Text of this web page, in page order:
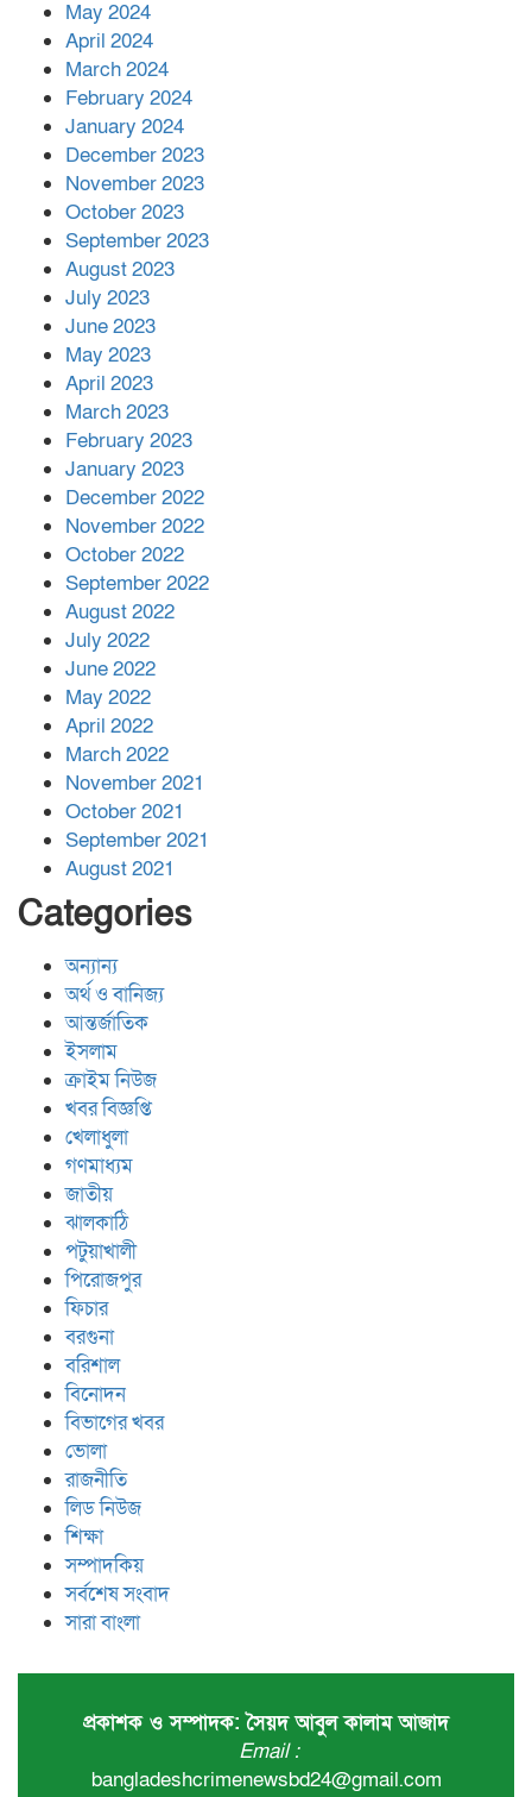
May 2024
April 2024
March 2024
February 2024
January 2024
December 2023
November 2023
October 2023
September 2023
August 2023
July 2023
June 2023
May 2023
April 2023
March 2023
February 2023
January 2023
December 2022
November 2022
October 2022
September 2022
August 2022
July 2022
June 2022
May 2022
April 2022
March 2022
November 2021
October 2021
September 2021
August 2021
Categories
অন্যান্য
অর্থ ও বানিজ্য
আন্তর্জাতিক
ইসলাম
ক্রাইম নিউজ
খবর বিজ্ঞপ্তি
খেলাধুলা
গণমাধ্যম
জাতীয়
ঝালকাঠি
পটুয়াখালী
পিরোজপুর
ফিচার
বরগুনা
বরিশাল
বিনোদন
বিভাগের খবর
ভোলা
রাজনীতি
লিড নিউজ
শিক্ষা
সম্পাদকিয়
সর্বশেষ সংবাদ
সারা বাংলা
প্রকাশক ও সম্পাদক: সৈয়দ আবুল কালাম আজাদ
Email :
bangladeshcrimenewsbd24@gmail.com